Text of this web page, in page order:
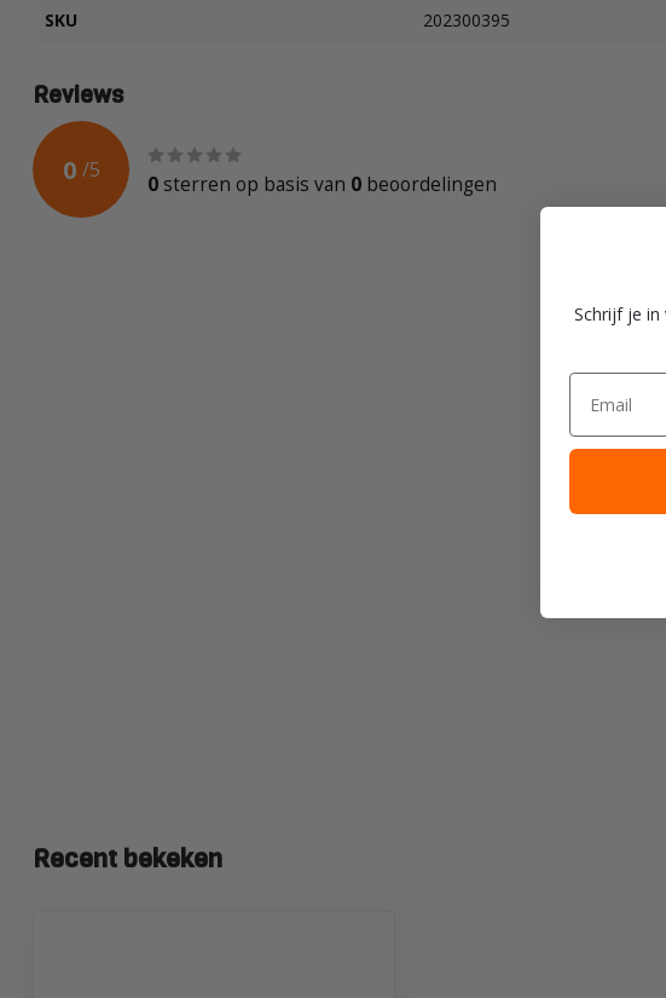
SKU 202300395
Reviews
0 /5
0 sterren op basis van 0 beoordelingen
Recent bekeken
Schrijf je
Email